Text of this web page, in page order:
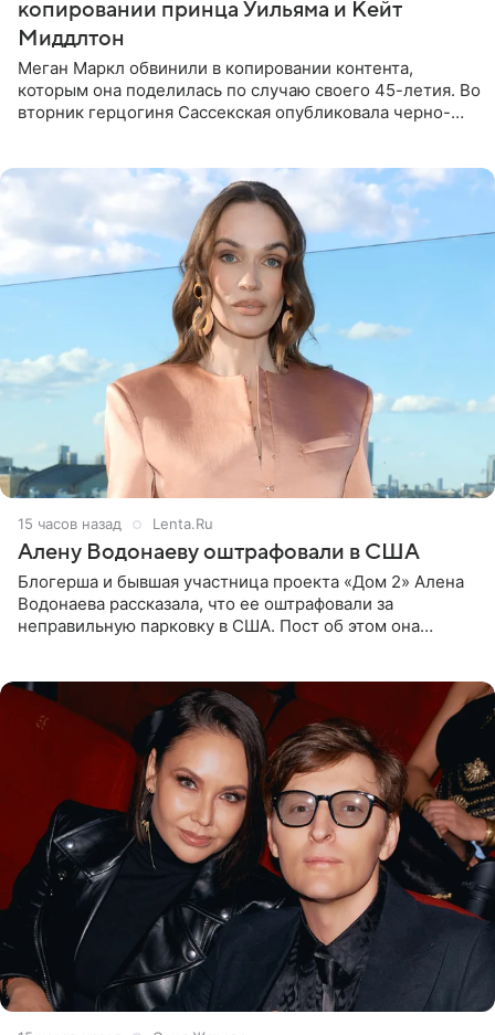
копировании принца Уильяма и Кейт
Миддлтон
Меган Маркл обвинили в копировании контента,
которым она поделилась по случаю своего 45-летия. Во
вторник герцогиня Сассекская опубликовала черно-
15 часов назад Lenta.Ru
Алену Водонаеву оштрафовали в США
Блогерша и бывшая участница проекта «Дом 2» Алена
Водонаева рассказала, что ее оштрафовали за
неправильную парковку в США. Пост об этом она